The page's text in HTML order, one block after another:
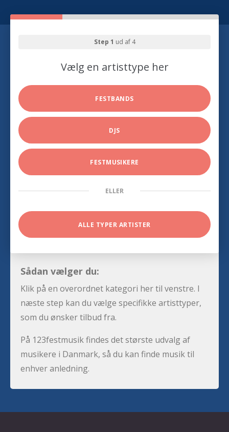
Step 1 ud af 4
Vælg en artisttype her
FESTBANDS
DJS
FESTMUSIKERE
ELLER
ALLE TYPER ARTISTER
Sådan vælger du:
Klik på en overordnet kategori her til venstre. I
næste step kan du vælge specifikke artisttyper,
som du ønsker tilbud fra.
På 123festmusik findes det største udvalg af
musikere i Danmark, så du kan finde musik til
enhver anledning.